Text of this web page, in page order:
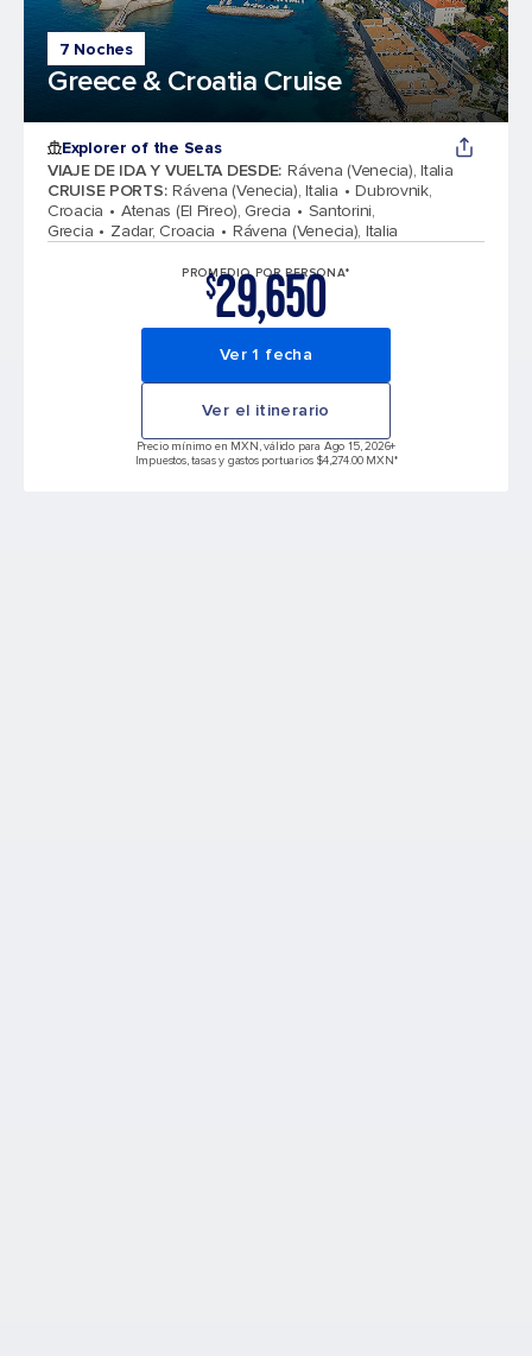
7 Noches
Greece & Croatia Cruise
Explorer of the Seas
VIAJE DE IDA Y VUELTA DESDE: Rávena (Venecia), Italia
CRUISE PORTS: Rávena (Venecia), Italia
Dubrovnik,
Croacia
Atenas (El Pireo), Grecia
Santorini,
Grecia
Zadar, Croacia Rávena (Venecia), Italia
PROMEDIO POR PERSONA*
$29,650
Ver 1 fecha
Ver el itinerario
Precio mínimo en MXN, válido para Ago 15, 2026+
Impuestos, tasas y gastos portuarios $4,274.00 MXN*